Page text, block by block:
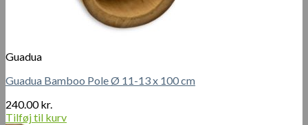
Guadua
Guadua Bamboo Pole Ø 11-13 x 100 cm
240.00kr.
Tilføj til kurv